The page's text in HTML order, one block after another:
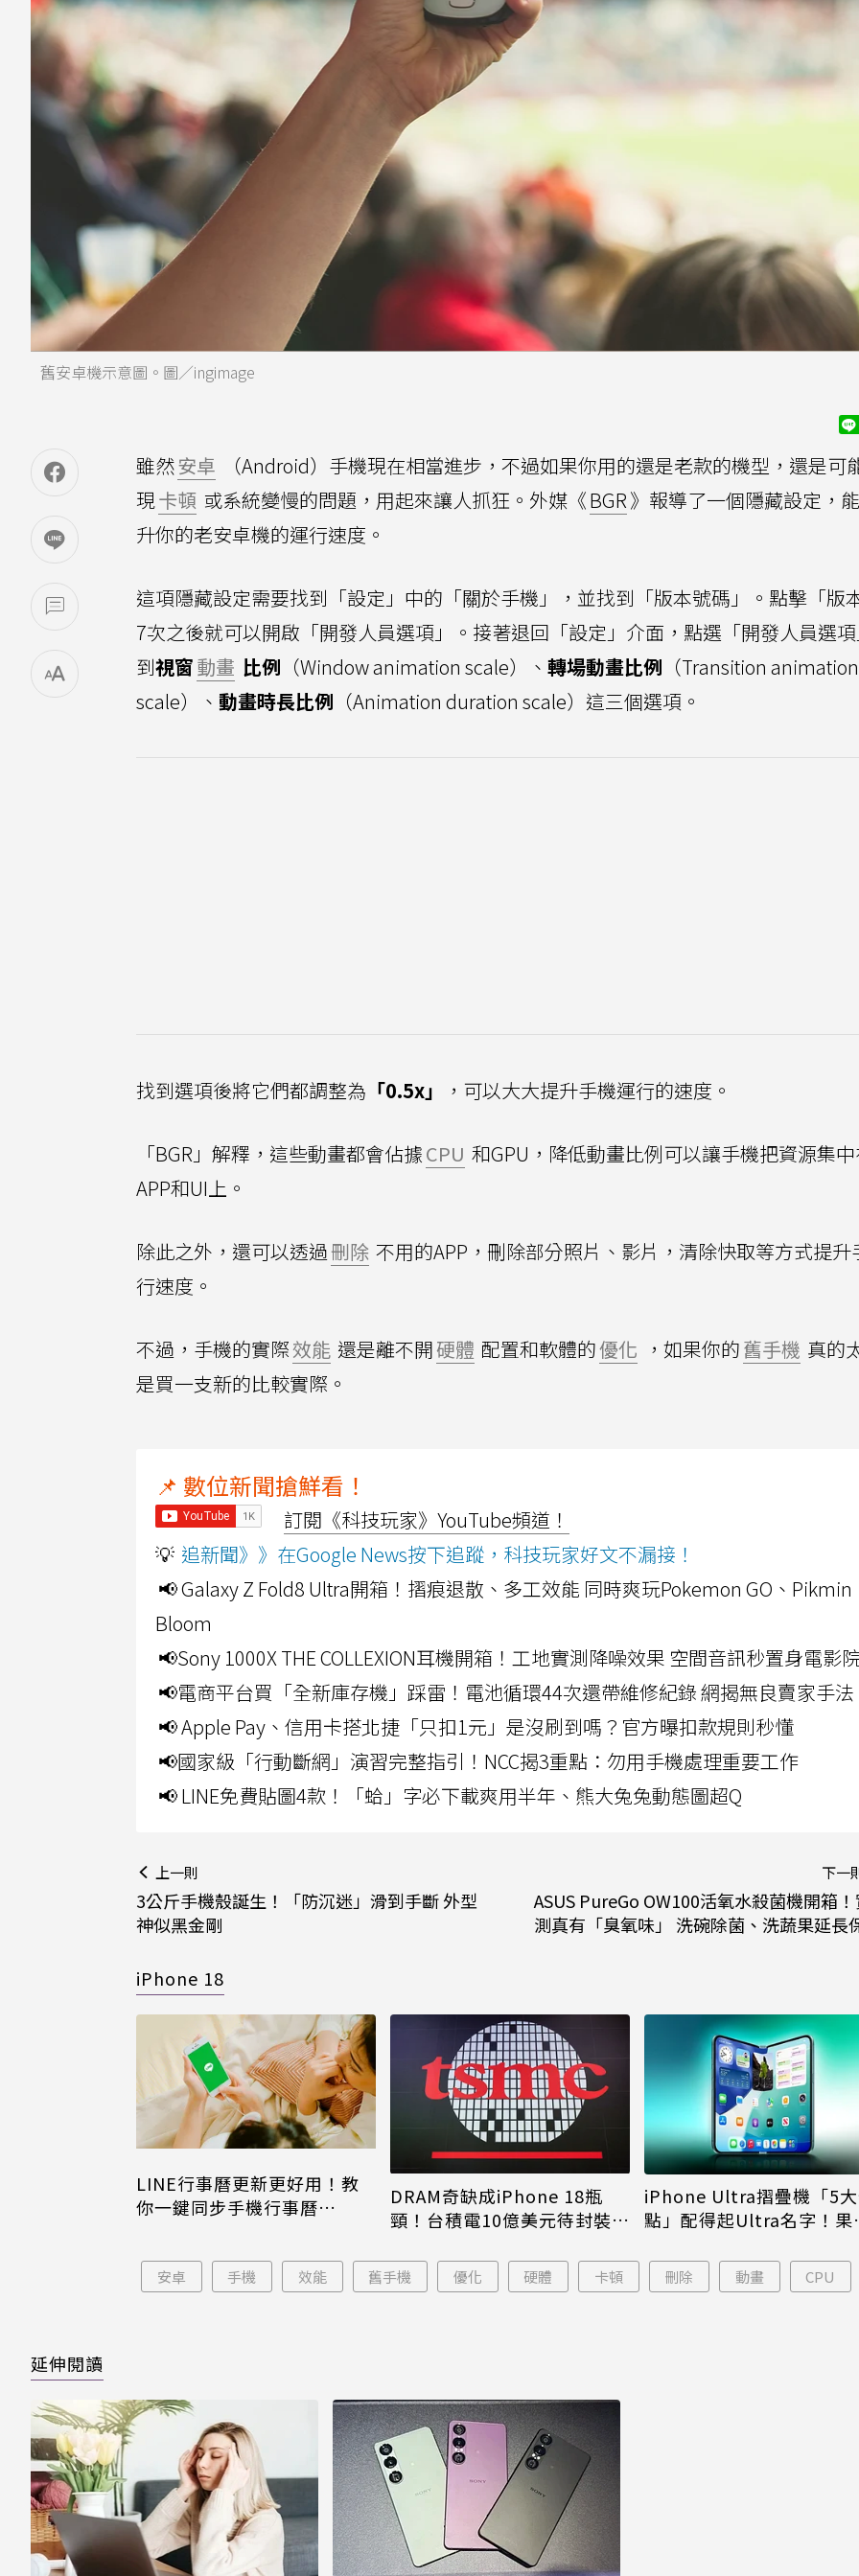
舊安卓機示意圖。圖／ingimage
雖然安卓
（Android）手機現在相當進步，不過如果你用的還是老款的機型，還是可
現卡頓 或系統變慢的問題，用起來讓人抓狂。外媒《BGR》報導了一個隱藏設定，
升你的老安卓機的運行速度。
這項隱藏設定需要找到「設定」中的「關於手機」，並找到「版本號碼」。點擊「版
7次之後就可以開啟「開發人員選項」。接著退回「設定」介面，點選「開發人員選
到視窗動畫 比例 （Window animation scale）、 轉場動畫比例 （Transition animation
scale）、 動畫時長比例 （Animation duration scale）這三個選項。
找到選項後將它們都調整為 「0.5x」 ，可以大大提升手機運行的速度。
「BGR」解釋，這些動畫都會佔據CPU 和GPU，降低動畫比例可以讓手機把資源集
APP和UI上。
除此之外，還可以透過刪除 不用的APP，刪除部分照片、影片，清除快取等方式提升
行速度。
不過，手機的實際效能 還是離不開硬體 配置和軟體的優化 ，如果你的舊手機 真的
是買一支新的比較實際。
📌 數位新聞搶鮮看！
訂閱《科技玩家》YouTube頻道！
💡 追新聞》》在Google News按下追蹤，科技玩家好文不漏接！
📢 Galaxy Z Fold8 Ultra開箱！摺痕退散、多工效能 同時爽玩Pokemon GO、Pikmin
Bloom
📢Sony 1000X THE COLLEXION耳機開箱！工地實測降噪效果 空間音訊秒置身電影
📢電商平台買「全新庫存機」踩雷！電池循環44次還帶維修紀錄 網揭無良賣家手法
📢 Apple Pay、信用卡搭北捷「只扣1元」是沒刷到嗎？官方曝扣款規則秒懂
📢國家級「行動斷網」演習完整指引！NCC揭3重點：勿用手機處理重要工作
📢 LINE免費貼圖4款！「蛤」字必下載爽用半年、熊大兔兔動態圖超Q
上一則
3公斤手機殼誕生！「防沉迷」滑到手斷 外型
神似黑金剛
下一
ASUS PureGo OW100活氧水殺菌機開箱
測真有「臭氧味」 洗碗除菌、洗蔬果延長
iPhone 18
LINE行事曆更新更好用！教
你一鍵同步手機行事曆
DRAM奇缺成iPhone 18瓶
頸！台積電10億美元待封裝晶
iPhone Ultra摺疊機「5
點」配得起Ultra名字！果
安卓 手機 效能 舊手機 優化 硬體 卡頓 刪除 動畫 CPU
延伸閱讀